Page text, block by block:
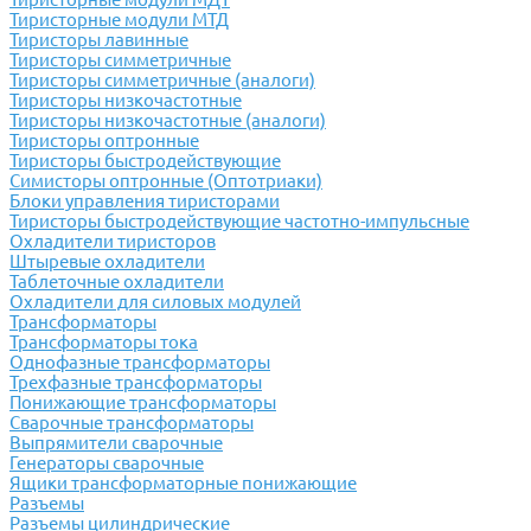
Тиристорные модули МТД
Тиристоры лавинные
Тиристоры симметричные
Тиристоры симметричные (аналоги)
Тиристоры низкочастотные
Тиристоры низкочастотные (аналоги)
Тиристоры оптронные
Тиристоры быстродействующие
Симисторы оптронные (Оптотриаки)
Блоки управления тиристорами
Тиристоры быстродействующие частотно-импульсные
Охладители тиристоров
Штыревые охладители
Таблеточные охладители
Охладители для силовых модулей
Трансформаторы
Трансформаторы тока
Однофазные трансформаторы
Трехфазные трансформаторы
Понижающие трансформаторы
Сварочные трансформаторы
Выпрямители сварочные
Генераторы сварочные
Ящики трансформаторные понижающие
Разъемы
Разъемы цилиндрические